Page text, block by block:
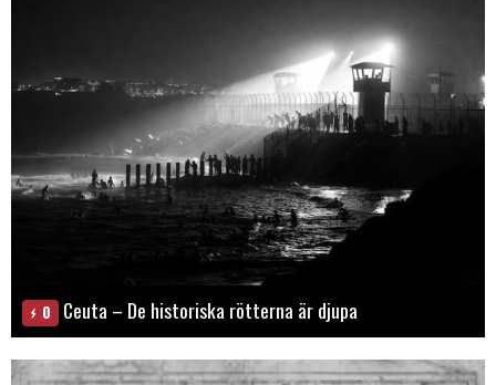
0 Ceuta – De historiska rötterna är djupa